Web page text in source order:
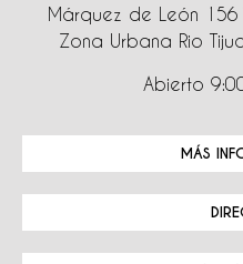
Márquez de León
Zona Urbana Rio
Abierto
MÁS